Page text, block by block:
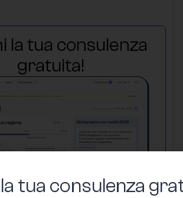
la tua consulenza
gratuita!
tua consulenza